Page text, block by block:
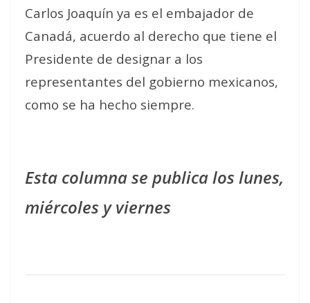
Carlos Joaquín ya es el embajador de
Canadá, acuerdo al derecho que tiene el
Presidente de designar a los
representantes del gobierno mexicanos,
como se ha hecho siempre.
Esta columna se publica los lunes,
miércoles y viernes